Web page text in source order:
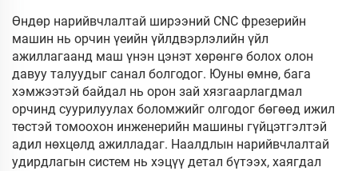
Өндөр нарийвчлалтай ширээний CNC фрезерийн
машин нь орчин үеийн үйлдвэрлэлийн үйл
ажиллагаанд маш үнэн цэнэт хөрөнгө болох олон
давуу талуудыг санал болгодог. Юуны өмнө, бага
хэмжээтэй байдал нь орон зай хязгаарлагдмал
орчинд суурилуулах боломжийг олгодог бөгөөд ижил
төстэй томоохон инженерийн машины гүйцэтгэлтэй
адил нөхцөлд ажилладаг. Наалдлын нарийвчлалтай
удирдлагын систем нь хэцүү детал бүтээх, хаягдал